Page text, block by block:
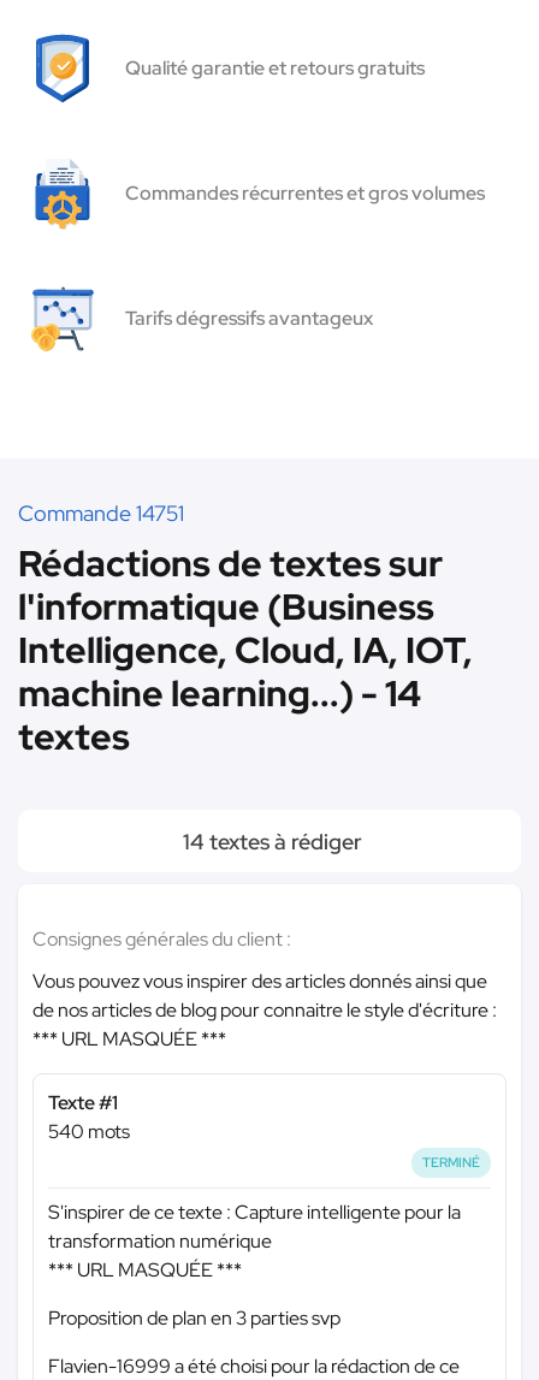
Qualité garantie et retours gratuits
Commandes récurrentes et gros volumes
Tarifs dégressifs avantageux
Commande 14751
Rédactions de textes sur
l'informatique (Business
Intelligence, Cloud, IA, IOT,
machine learning...) - 14
textes
14 textes à rédiger
Consignes générales du client :
Vous pouvez vous inspirer des articles donnés ainsi que
de nos articles de blog pour connaitre le style d'écriture :
*** URL MASQUÉE ***
Texte #1
540 mots
TERMINÉ
S'inspirer de ce texte : Capture intelligente pour la
transformation numérique
*** URL MASQUÉE ***
Proposition de plan en 3 parties svp
Flavien-16999 a été choisi pour la rédaction de ce